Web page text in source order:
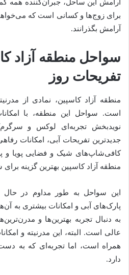
آرامش این ساحل، جبران‌کننده همه
برای زوج‌ها و کسانی است که
آرامش بگذرانند.
سواحل منطقه آزاد
تفریحات روز
منطقه آزاد کاسپین، نمادی از
است. سواحل این منطقه، با
نویدبخش تجربه‌ای لوکس و
جدیدترین تفریحات آبی، امکانات
کافی‌شاپ‌های شیک و فضایی پویا و
منطقه آزاد کاسپین بهترین گزینه
این سواحل به طور مداوم در
پارک‌های آبی و امکانات بیشتری به
به دنبال تجربه بهترین‌ها و
عالی است. البته، این مدرنیته و
همراه است، اما تجربه‌ای که به
دارد.